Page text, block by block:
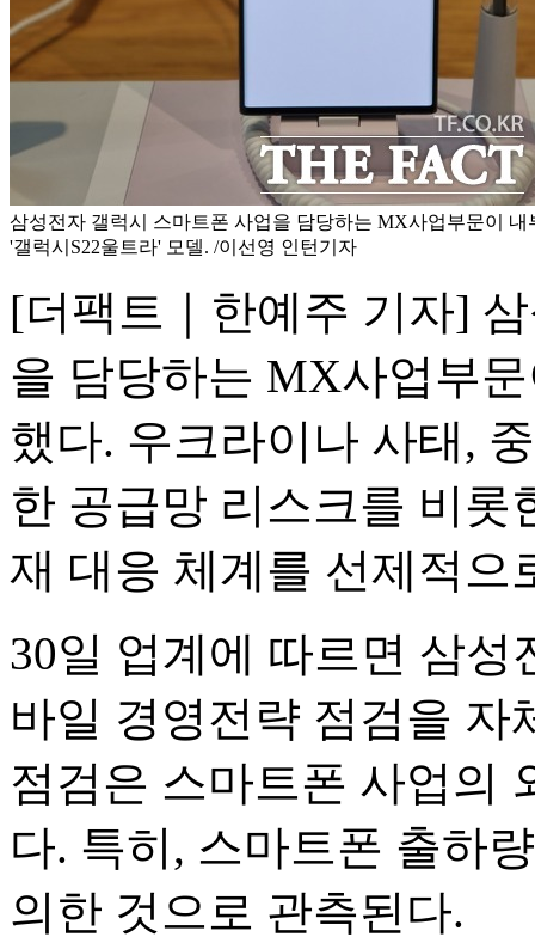
삼성전자 갤럭시 스마트폰 사업을 담당하는 MX사업부문이
'갤럭시S22울트라' 모델. /이선영 인턴기자
[더팩트｜한예주 기자]
을 담당하는 MX사업부
했다. 우크라이나 사태,
한 공급망 리스크를 비롯
재 대응 체계를 선제적으
30일 업계에 따르면 삼
바일 경영전략 점검을 자
점검은 스마트폰 사업의
다. 특히, 스마트폰 출하
의한 것으로 관측된다.